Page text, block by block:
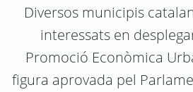
Diversos municipis
interessats en
Promoció Econòmica
figura aprovada pel